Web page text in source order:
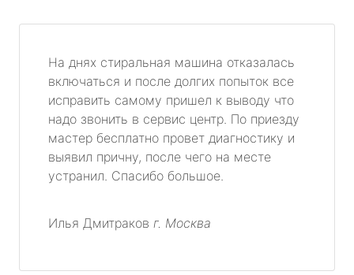
На днях стиральная машина отказалась
включаться и после долгих попыток все
исправить самому пришел к выводу что
надо звонить в сервис центр. По приезду
мастер бесплатно провет диагностику и
выявил причну, после чего на месте
устранил. Спасибо большое.
Илья Дмитраков г. Москва